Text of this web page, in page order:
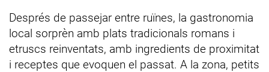
Després de passejar entre ruïnes, la gastronomia
local sorprèn amb plats tradicionals romans i
etruscs reinventats, amb ingredients de proximitat
i receptes que evoquen el passat. A la zona, petits